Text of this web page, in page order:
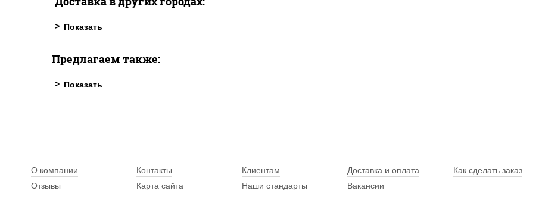
Предлагаем также:
О компании Контакты Клиентам Доставка и оплата Как сделать заказ
Отзывы
Карта сайта Наши стандарты Вакансии